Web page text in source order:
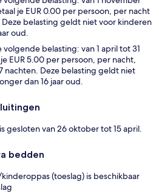
je EUR 0.00 per persoon, per nacht
Deze belasting geldt niet voor kinderen
oud.
belasting: van 1 april tot 31
EUR 5.00 per persoon, per nacht,
nachten. Deze belasting geldt niet
dan 16 jaar oud.
gesloten van 26 oktober tot 15 april.
bedden
(toeslag) is beschikbaar